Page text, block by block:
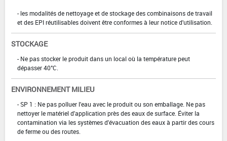
- les modalités de nettoyage et de stockage des combinaisons de travail
et des EPI réutilisables doivent être conformes à leur notice d'utilisation.
STOCKAGE
- Ne pas stocker le produit dans un local où la température peut
dépasser 40°C.
ENVIRONNEMENT MILIEU
- SP 1 : Ne pas polluer l'eau avec le produit ou son emballage. Ne pas
nettoyer le matériel d'application près des eaux de surface. Éviter la
contamination via les systèmes d'évacuation des eaux à partir des cours
de ferme ou des routes.